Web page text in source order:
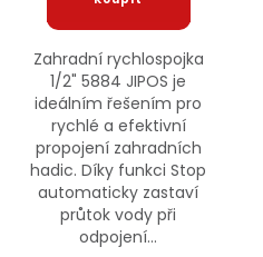
Zahradní rychlospojka
1/2" 5884 JIPOS je
ideálním řešením pro
rychlé a efektivní
propojení zahradních
hadic. Díky funkci Stop
automaticky zastaví
průtok vody při
odpojení...